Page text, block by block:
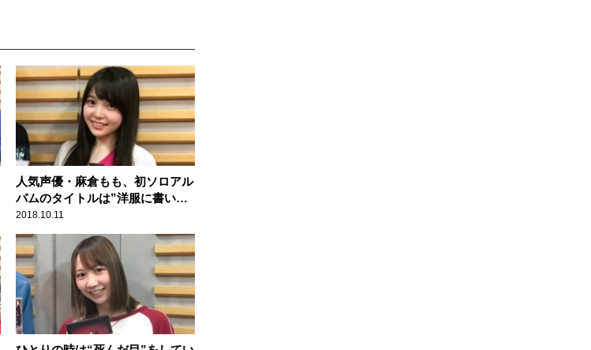
人気声優・麻倉もも、初ソロアル
バムのタイトルは”洋服に書いて
あった英語”から命名！？
2018.10.11